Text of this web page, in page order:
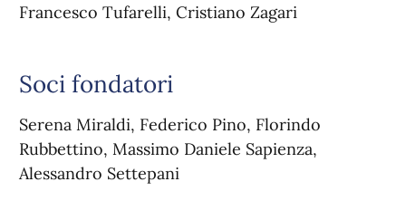
Francesco Tufarelli, Cristiano Zagari
Soci fondatori
Serena Miraldi, Federico Pino, Florindo
Rubbettino, Massimo Daniele Sapienza,
Alessandro Settepani